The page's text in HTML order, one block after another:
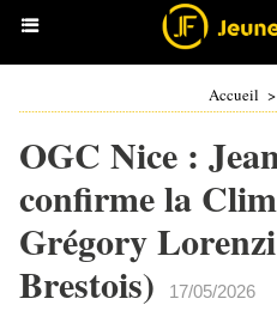
Accueil >
OGC Nice :
confirme la
Grégory
Brestois)
17/05/2026